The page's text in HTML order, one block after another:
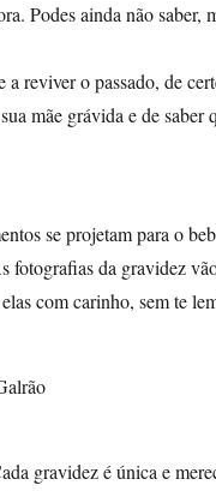
Podes ainda não saber,
a reviver o passado, de
mãe grávida e de saber
se projetam para o
fotografias da gravidez
com carinho, sem te
gravidez é única e